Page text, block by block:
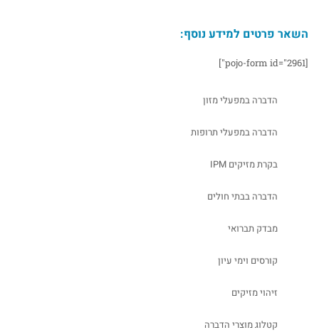
השאר פרטים למידע נוסף:
[pojo-form id="2961"]
הדברה במפעלי מזון
הדברה במפעלי תרופות
בקרת מזיקים IPM
הדברה בבתי חולים
מבדק תברואי
קורסים וימי עיון
זיהוי מזיקים
קטלוג מוצרי הדברה